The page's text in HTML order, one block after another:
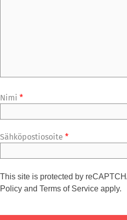
Nimi *
Sähköpostiosoite *
This site is protected by
Policy and Terms of Service apply.